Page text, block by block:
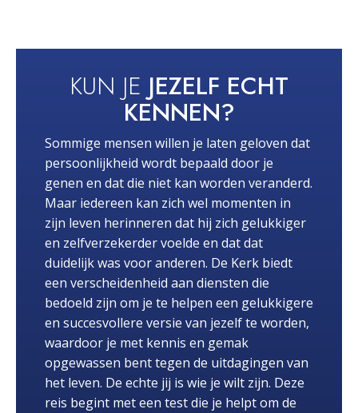
KUN JE JEZELF ECHT
KENNEN?
Sommige mensen willen je laten geloven dat
persoonlijkheid wordt bepaald door je
genen en dat die niet kan worden veranderd.
Maar iedereen kan zich wel momenten in
zijn leven herinneren dat hij zich gelukkiger
en zelfverzekerder voelde en dat dat
duidelijk was voor anderen. De Kerk biedt
een verscheidenheid aan diensten die
bedoeld zijn om je te helpen een gelukkigere
en succesvollere versie van jezelf te worden,
waardoor je met kennis en gemak
opgewassen bent tegen de uitdagingen van
het leven. De echte jij is wie je wilt zijn. Deze
reis begint met een test die je helpt om de